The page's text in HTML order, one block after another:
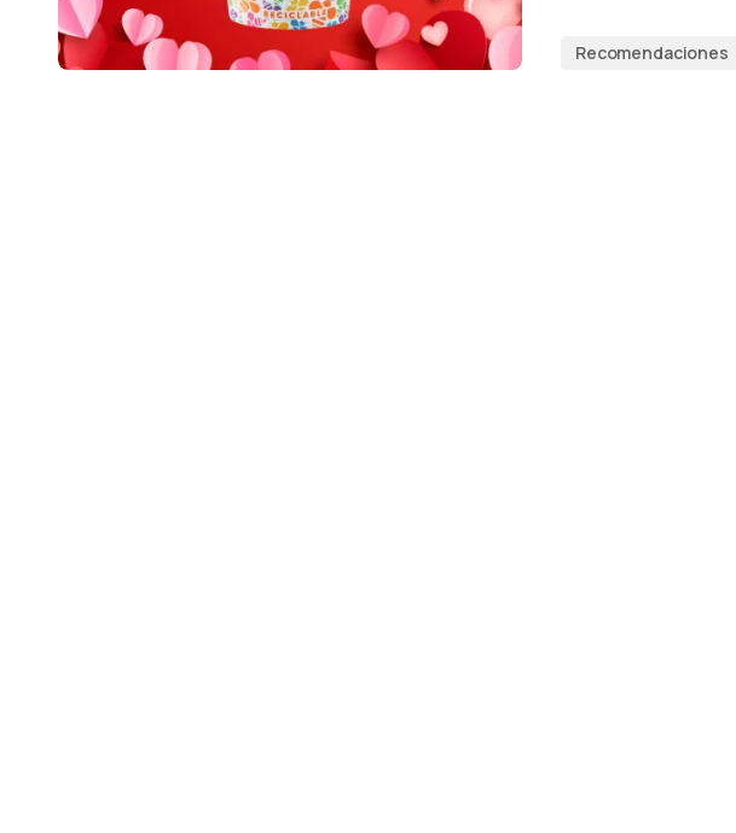
Recomendaciones